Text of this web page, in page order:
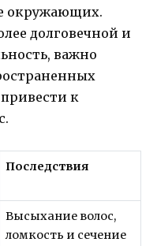
окружающих.
долговечной и
важно
к
Последствия
Высыхание волос,
ломкость и сечение